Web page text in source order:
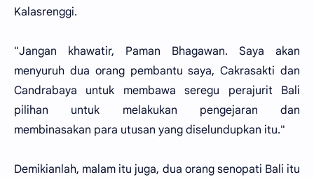
Kalasrenggi.
"Jangan khawatir, Paman Bhagawan. Saya akan
menyuruh dua orang pembantu saya, Cakrasakti dan
Candrabaya untuk membawa seregu perajurit Bali
pilihan untuk melakukan pengejaran dan
membinasakan para utusan yang diselundupkan itu."
Demikianlah, malam itu juga, dua orang senopati Bali itu